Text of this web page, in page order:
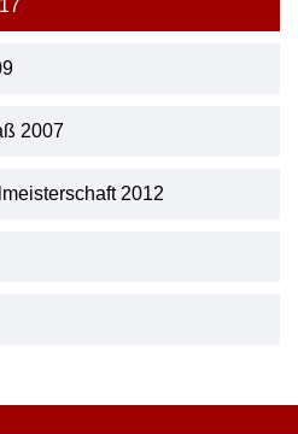
2007
2012